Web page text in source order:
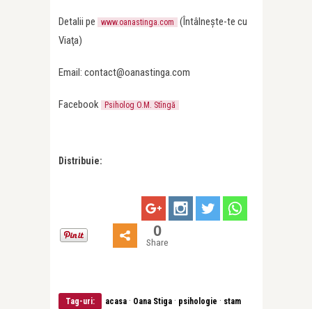
Detalii pe www.oanastinga.com
(Întâlneşte-te cu
Viaţa)
Email: contact@oanastinga.com
Facebook Psiholog O.M. Stîngă
Distribuie:
0
Share
Tag-uri: acasa · Oana Stiga · psihologie · stam